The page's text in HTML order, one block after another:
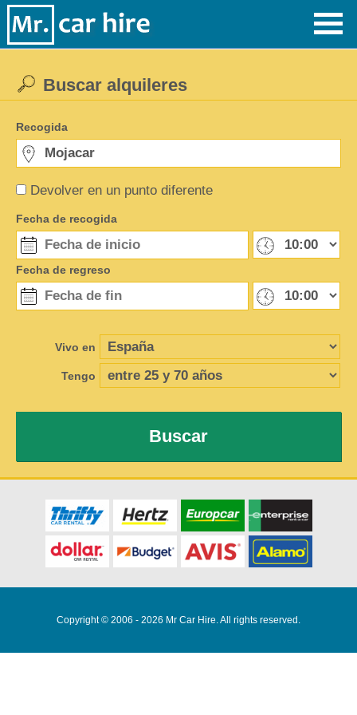
Devolver en un punto diferente
Buscar alquileres
Recogida
Fecha de recogida
Fecha de regreso
Vivo en
Tengo
Buscar
Copyright © 2006 - 2026 Mr Car Hire. All rights reserved.